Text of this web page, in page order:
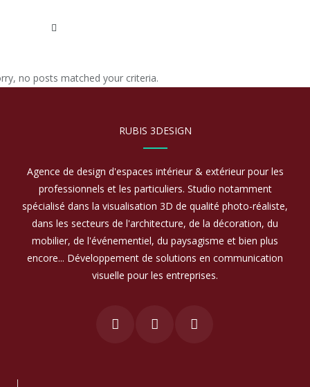
no posts matched your criteria.
RUBIS 3DESIGN
Agence de design d'espaces intérieur & extérieur pour les
professionnels et les particuliers. Studio notamment
spécialisé dans la visualisation 3D de qualité photo-réaliste,
dans les secteurs de l'architecture, de la décoration, du
mobilier, de l'événementiel, du paysagisme et bien plus
encore... Développement de solutions en communication
visuelle pour les entreprises.